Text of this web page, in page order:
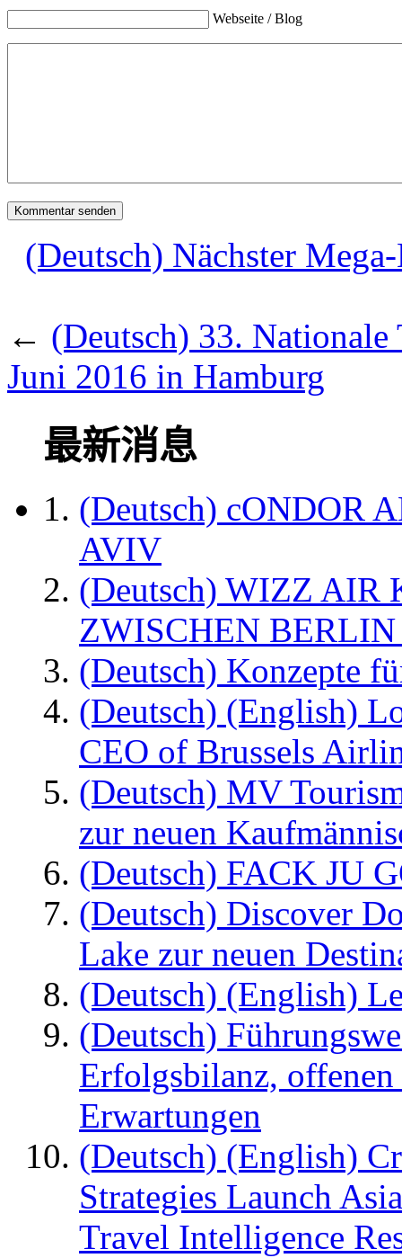
Webseite / Blog
(Deutsch) Nächster
← (Deutsch) 33. Nationale
Juni 2016 in Hamburg
最新消息
(Deutsch) cONDOR
AVIV
(Deutsch) WIZZ AIR
ZWISCHEN
(Deutsch) Konzepte
(Deutsch) (English)
CEO of Brussels
(Deutsch) MV
zur neuen
(Deutsch) FACK JU
(Deutsch) Discover
Lake zur neuen
(Deutsch) (English)
(Deutsch)
Erfolgsbilanz,
Erwartungen
(Deutsch) (English)
Strategies Launch
Travel Intelligence